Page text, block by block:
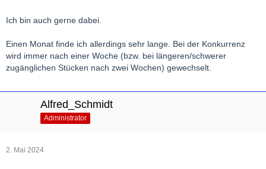
Ich bin auch gerne dabei.
Einen Monat finde ich allerdings sehr lange. Bei der Konkurrenz
wird immer nach einer Woche (bzw. bei längeren/schwerer
zugänglichen Stücken nach zwei Wochen) gewechselt.
Alfred_Schmidt
Administrator
2. Mai 2024